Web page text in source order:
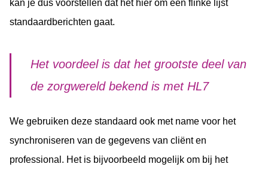
kan je dus voorstellen dat het hier om een flinke lijst
standaardberichten gaat.
Het voordeel is dat het grootste deel van
de zorgwereld bekend is met HL7
We gebruiken deze standaard ook met name voor het
synchroniseren van de gegevens van cliënt en
professional. Het is bijvoorbeeld mogelijk om bij het